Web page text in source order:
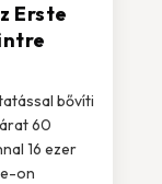
Erste
bővíti
60
16 ezer
on